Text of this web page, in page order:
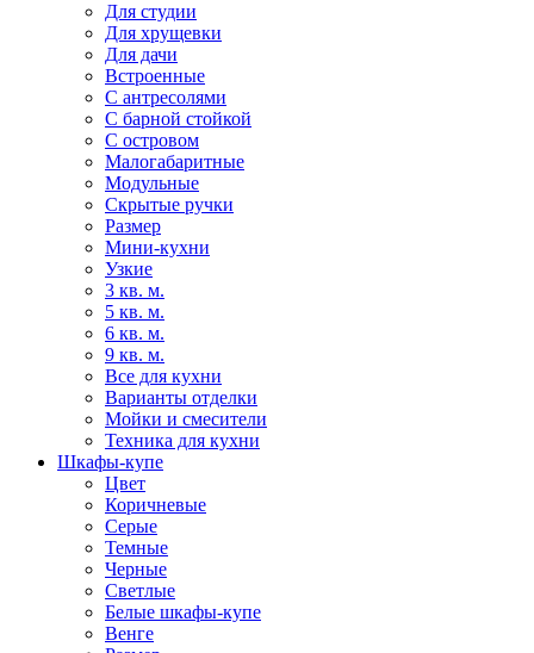
Для студии
Для хрущевки
Для дачи
Встроенные
С антресолями
С барной стойкой
С островом
Малогабаритные
Модульные
Скрытые ручки
Размер
Мини-кухни
Узкие
3 кв. м.
5 кв. м.
6 кв. м.
9 кв. м.
Все для кухни
Варианты отделки
Мойки и смесители
Техника для кухни
Шкафы-купе
Цвет
Коричневые
Серые
Темные
Черные
Светлые
Белые шкафы-купе
Венге